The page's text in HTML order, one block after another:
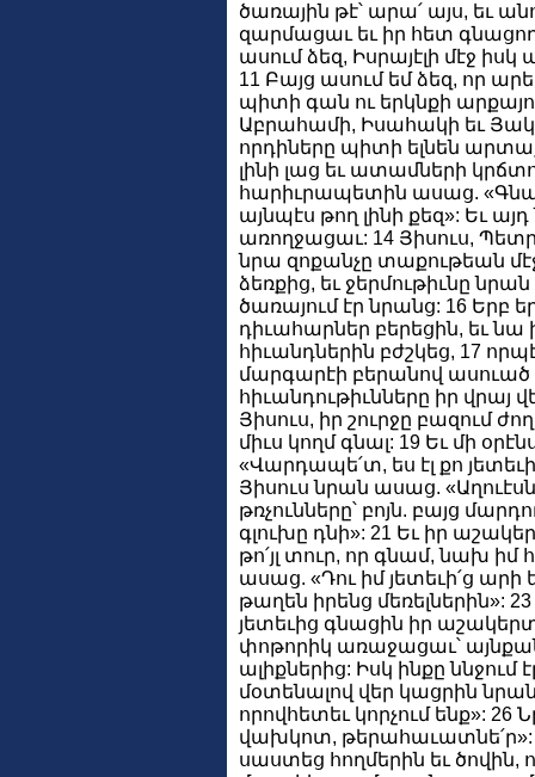
ծառային թէ՝ արա՛ այս, եւ
զարմացաւ եւ իր հետ
ասում ձեզ, Իսրայէլի մէջ
11 Բայց ասում եմ ձեզ, որ
պիտի գան ու երկնքի
Աբրահամի, Իսահակի եւ
որդիները պիտի ելնեն
լինի լաց եւ ատամների
հարիւրապետին ասաց.
այնպէս թող լինի քեզ»: Եւ
առողջացաւ: 14 Յիսուս,
նրա զոքանչը տաքութեան
ձեռքից, եւ ջերմութիւնը
ծառայում էր նրանց: 16 Երբ
դիւահարներ բերեցին, եւ նա
հիւանդներին բժշկեց, 17
մարգարէի բերանով ասուած
հիւանդութիւնները իր վրայ
Յիսուս, իր շուրջը բազում
միւս կողմ գնալ: 19 Եւ մի
«Վարդապե՛տ, ես էլ քո
Յիսուս նրան ասաց.
թռչունները՝ բոյն. բայց
գլուխը դնի»: 21 Եւ իր
թո՛յլ տուր, որ գնամ, նախ իմ
ասաց. «Դու իմ յետեւի՛ց արի
թաղեն իրենց մեռելներին»:
յետեւից գնացին իր
փոթորիկ առաջացաւ՝
ալիքներից: Իսկ ինքը ննջում
մօտենալով վեր կացրին նրան
որովհետեւ կորչում ենք»: 26
վախկոտ, թերահաւատնե՛ր»:
սաստեց հողմերին եւ ծովին,